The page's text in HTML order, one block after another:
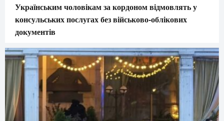
Українським чоловікам за кордоном відмовлять у
консульських послугах без військово-облікових
документів